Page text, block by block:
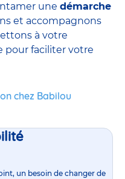
une démarche
et accompagnons
à votre
pour faciliter votre
chez Babilou
un besoin de changer de